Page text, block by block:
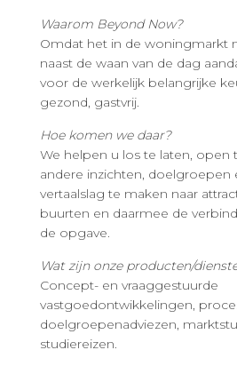
Waarom Beyond Now?
Omdat het in de woningmarkt
naast de waan van de dag
voor de werkelijk belangrijke
gezond, gastvrij.
Hoe komen we daar?
We helpen u los te laten, open
andere inzichten, doelgroepen
vertaalslag te maken naar
buurten en daarmee de
de opgave.
Wat zijn onze producten/
Concept- en vraaggestuurde
vastgoedontwikkelingen,
doelgroepenadviezen,
studiereizen.